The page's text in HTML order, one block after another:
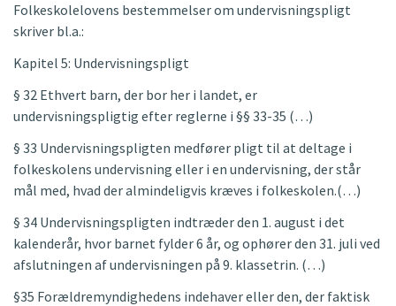
Folkeskolelovens bestemmelser om undervisningspligt
skriver bl.a.:
Kapitel 5: Undervisningspligt
§ 32 Ethvert barn, der bor her i landet, er
undervisningspligtig efter reglerne i §§ 33-35 (…)
§ 33 Undervisningspligten medfører pligt til at deltage i
folkeskolens undervisning eller i en undervisning, der står
mål med, hvad der almindeligvis kræves i folkeskolen.(…)
§ 34 Undervisningspligten indtræder den 1. august i det
kalenderår, hvor barnet fylder 6 år, og ophører den 31. juli ved
afslutningen af undervisningen på 9. klassetrin. (…)
§35 Forældremyndighedens indehaver eller den, der faktisk